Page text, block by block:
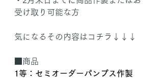
受け取り可能な方
気になるその内容はコチラ↓↓↓
■商品
1等：セミオーダーパンプス作製